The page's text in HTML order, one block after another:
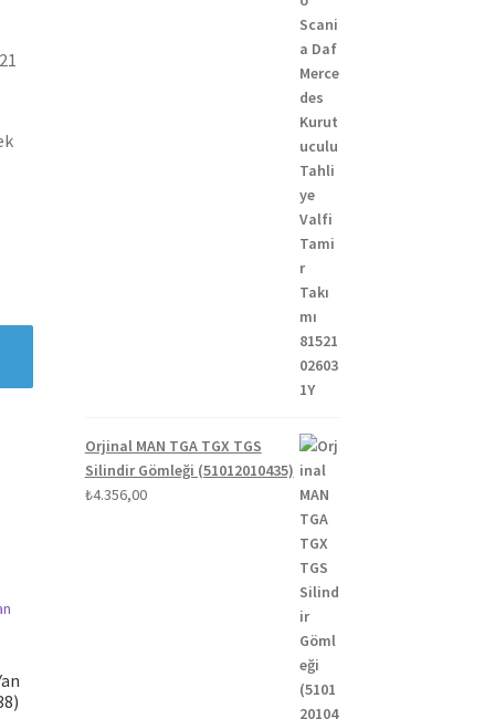
Orjinal MAN TGA TGX TGS
Silindir Gömleği (51012010435)
₺4.356,00